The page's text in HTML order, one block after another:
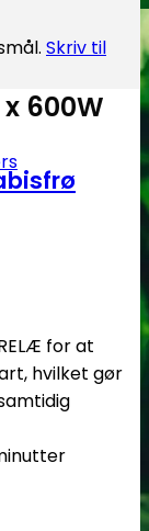
Skriv til
600W
for at
hvilket gør